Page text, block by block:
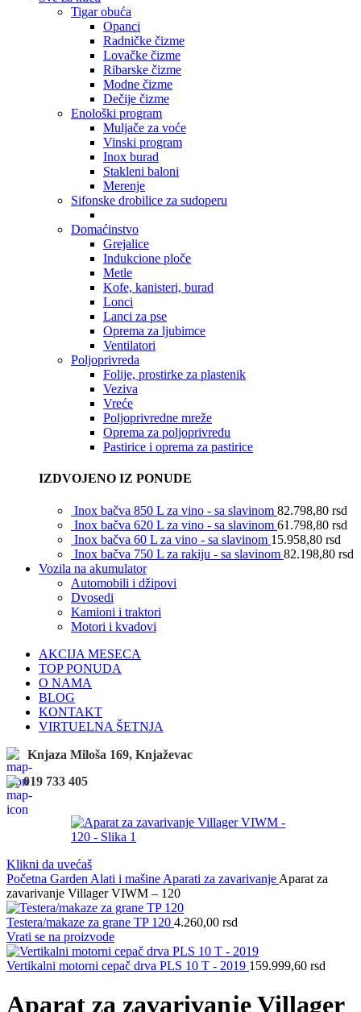
Tigar obuća
Opanci
Radničke čizme
Lovačke čizme
Ribarske čizme
Modne čizme
Dečije čizme
Enološki program
Muljače za voće
Vinski program
Inox burad
Stakleni baloni
Merenje
Sifonske drobilice za sudoperu
Domaćinstvo
Grejalice
Indukcione ploče
Metle
Kofe, kanisteri, burad
Lonci
Lanci za pse
Oprema za ljubimce
Ventilatori
Poljoprivreda
Folije, prostirke za plastenik
Veziva
Vreće
Poljoprivredne mreže
Oprema za poljoprivredu
Pastirice i oprema za pastirice
IZDVOJENO IZ PONUDE
Inox bačva 850 L za vino - sa slavinom 82.798,80 rsd
Inox bačva 620 L za vino - sa slavinom 61.798,80 rsd
Inox bačva 60 L za vino - sa slavinom 15.958,80 rsd
Inox bačva 750 L za rakiju - sa slavinom 82.198,80 rsd
Vozila na akumulator
Automobili i džipovi
Dvosedi
Kamioni i traktori
Motori i kvadovi
AKCIJA MESECA
TOP PONUDA
O NAMA
BLOG
KONTAKT
VIRTUELNA ŠETNJA
Knjaza Miloša 169, Knjaževac
019 733 405
Klikni da uvećaš
Početna Garden Alati i mašine Aparati za zavarivanje Aparat za
zavarivanje Villager VIWM – 120
Testera/makaze za grane TP 120 4.260,00 rsd
Vrati se na proizvode
Vertikalni motorni cepač drva PLS 10 T - 2019 159.999,60 rsd
Aparat za zavarivanje Villager